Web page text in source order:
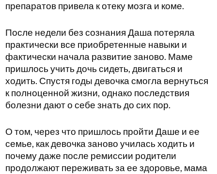
препаратов привела к отеку мозга и коме.
После недели без сознания Даша потеряла
практически все приобретенные навыки и
фактически начала развитие заново. Маме
пришлось учить дочь сидеть, двигаться и
ходить. Спустя годы девочка смогла вернуться
к полноценной жизни, однако последствия
болезни дают о себе знать до сих пор.
О том, через что пришлось пройти Даше и ее
семье, как девочка заново училась ходить и
почему даже после ремиссии родители
продолжают переживать за ее здоровье, мама